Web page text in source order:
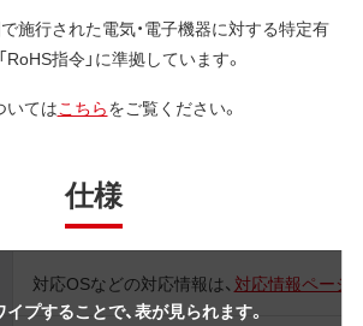
施行された電気・電子機器に対する特定有
指令」に準拠しています。
いてはこちらをご覧ください。
仕様
プすることで、表が見られます。
対応OSなどの対応情報は、 対応情報ページ